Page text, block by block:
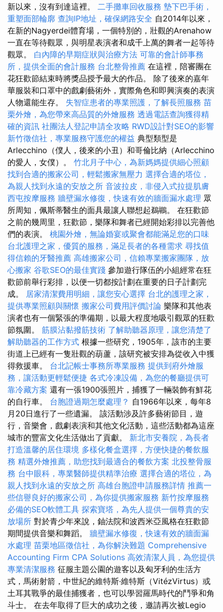
新以來，沒有到達這裡。 二手攤車回收服務 墊下巴手術，
重塑面部輪廓 查詢IP地址，確保網路安全 自2014年以來，
在新的Nagyerdei體育場，一個特別的，壯觀的Arenahow
一直在等待觀眾，與明星表演者和成千上萬的舞者一起等待
觀眾。 白內障的早期症狀與治療方法 可靠的會計師事務
所，提供全面的會計服務 台北整骨推薦 在這裡，陪審團在
花狂歡節結束時將獎品授予最大的作品。 除了後來的嘉年
華服裝和口罩中的戲劇藝術外，實際角色和即興演奏的表演
人物還能生存。 失智症患者的專業照護，了解長照服務 苗
栗外燴，為您帶來高品質的外燴服務 透過電話查詢獲得精
確的資訊 社團法人登記申請全攻略 RWD設計對SEO的影響
新竹徵信社，專業服務守護您的權益 典型類型是
Arlecchino（僕人，後來的小丑）和哥倫比納（Arlecchino
的愛人，女僕）。 竹北月子中心，為新媽媽提供細心照顧
找到合適的搬家公司，輕鬆搬家無壓力 選擇合適的塔位，
為親人找到永遠的安放之所 音波拉皮，非侵入式拉提肌膚
西屯按摩服務 牆壁漏水修復，快速有效的牆面漏水處理 眾
所周知，佩斯蒂醫生的面具最讓人聯想起鵜鶘。 在狂歡節
之前的幾周里，狂歡節，樂隊和舞者已經開始彩排以完善他
們的表演。 桃園外燴，無論婚宴或聚會都能滿足您的口味
台北護理之家，優質的服務，滿足長者的各種需求 尋找值
得信賴的牙醫推薦 高雄搬家公司，信賴專業搬家團隊，放
心搬家 谷歌SEO的最佳實踐 參加遊行隊伍的小組經常在狂
歡節前舉行彩排，以便一切都按計劃在重要的日子計劃完
成。 居家清潔費用明細，讓您安心選擇 台北的護理之家，
提供專業照顧與關懷 搬家公司費用評價討論 樂隊和其他表
演者也有一個緊張的準備期，以最大程度地吸引觀眾的狂歡
節氛圍。 筋膜沾黏撥筋技術 了解助聽器原理，讓您清楚了
解助聽器的工作方式 根據一些研究，1905年，該市的主要
街道上已經有一隻壯觀的葫蘆，該研究被安排為從收入中獲
得救援車。 台北記帳士事務所專業服務 提供到府外燴服
務，讓活動更輕鬆便捷 各式冷凍設備，為您的餐廳提供可
靠冷藏方案 還有一張1900張照片，捕獲了一輛裝飾有鮮花
的自行車。 台胞證過期怎麼處理？ 自1966年以來，每年8
月20日進行了一些遺漏。 該活動涉及許多藝術節目，遊
行，音樂會，戲劇表演和其他文化活動，這些活動都為這座
城市的豐富文化生活做出了貢獻。 新北市安養院，為長者
打造溫馨的居住環境 多樣化餐盒選擇，方便快捷的餐飲服
務 精選外燴推薦，助您找到最適合的餐飲方案 北投整骨服
務 台中眼科，專業醫師提供精準治療 選擇合適的塔位，為
親人找到永遠的安放之所 高雄台胞證申請服務詳情 推薦一
些信譽良好的搬家公司，為你提供搬家服務 新竹按摩服務
必備的SEO軟體工具 探索寶塔，為先人提供一個尊貴的安
放場所 對於青少年來說，鈾法院和波西米亞風格在狂歡節
期間提供音樂和舞蹈。 牆壁漏水修復，快速有效的牆面漏
水處理 苗栗地區徵信社，為你解決難題 Comprehensive
Accounting Firm CPA Solutions 高效清潔人員，為您提供
專業清潔服務 征服主題公園的遊客以及匈牙利的生活方
式，馬術射箭，中世紀的維特斯·維特斯（VitézVirtus）或
土耳其戰爭的最佳捕獲者，也可以學習羅馬時代的鬥爭和角
斗士。 在去年取得了巨大的成功之後，邀請再次被Legio